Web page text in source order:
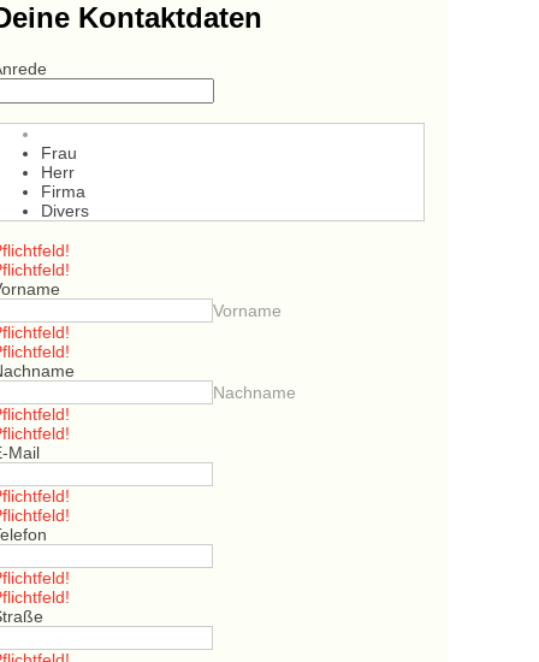
Kontaktdaten
Frau
Herr
Firma
Divers
Vorname
Nachname
Mail